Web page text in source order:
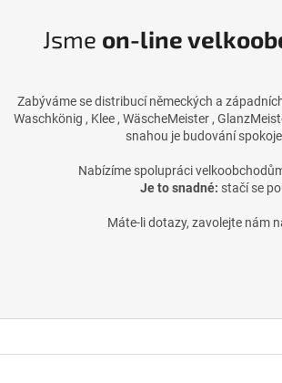
Jsme on-line
Zabýváme se distribucí německých a
Waschkönig , Klee , WäscheMeister ,
snahou je budování
Nabízíme spolupráci
Je to snadné: stačí se
Máte-li dotazy, zavolejte nám